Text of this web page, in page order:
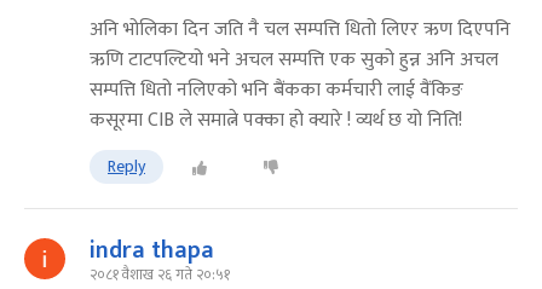
अनि भोलिका दिन जति नै चल सम्पत्ति धितो लिएर ऋण दिएपनि
ऋणि टाटपल्टियो भने अचल सम्पत्ति एक सुको हुन्न अनि अचल
सम्पत्ति धितो नलिएको भनि बैंकका कर्मचारी लाई वैंकिङ
कसूरमा CIB ले समात्ने पक्का हो क्यारे ! व्यर्थ छ यो निति!
Reply
indra thapa
२०८१ वैशाख २६ गते २०:५१